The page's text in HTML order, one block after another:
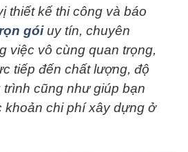
thiết kế thi công và báo
góiuy tín, chuyên
việc vô cùng quan trọng,
tiếp đến chất lượng, độ
cũng như giúp bạn
khoản chi phí xây dựng ở